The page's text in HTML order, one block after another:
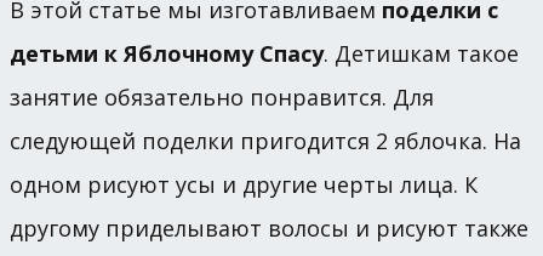
В этой статье мы изготавливаем поделки с
детьми к Яблочному Спасу. Детишкам такое
занятие обязательно понравится. Для
следующей поделки пригодится 2 яблочка. На
одном рисуют усы и другие черты лица. К
другому приделывают волосы и рисуют также